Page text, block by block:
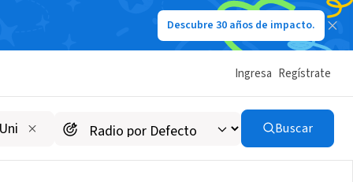
Descubre 30 años de impacto.
Ingresa Regístrate
Buscar